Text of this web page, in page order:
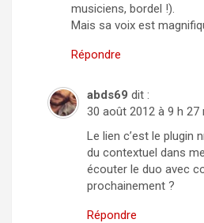
musiciens, bordel !).
Mais sa voix est
Répondre
abds69 dit :
30 août 2012 à 9 h 27
Le lien c’est le plugin
du contextuel dans
écouter le duo avec
prochainement ?
Répondre